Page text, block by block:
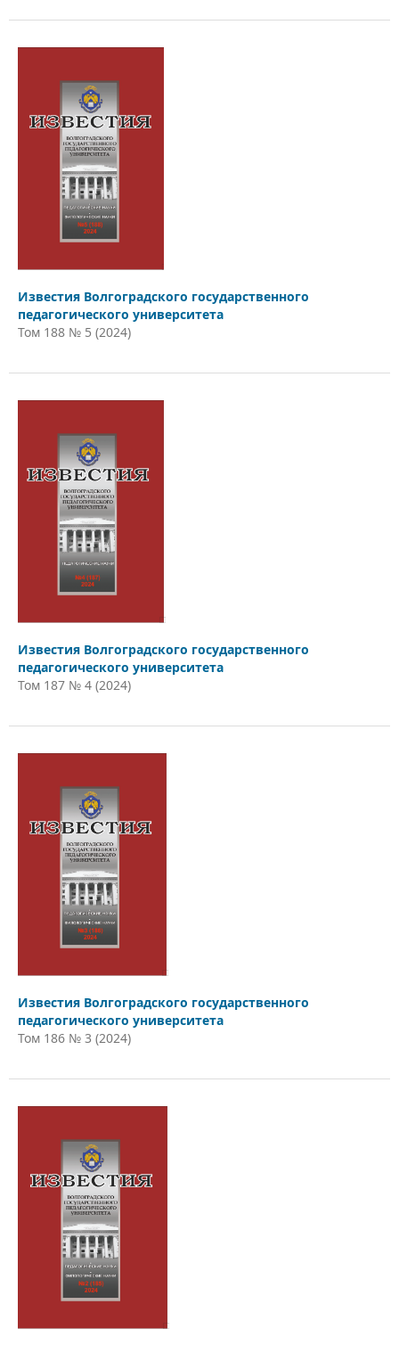
Известия Волгоградского государственного
педагогического университета
Том 188 № 5 (2024)
Известия Волгоградского государственного
педагогического университета
Том 187 № 4 (2024)
Известия Волгоградского государственного
педагогического университета
Том 186 № 3 (2024)